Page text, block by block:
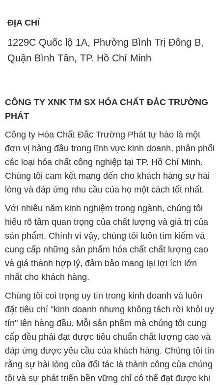
ĐỊA CHỈ
1229C Quốc lộ 1A, Phường Bình Trị Đông B,
Quận Bình Tân, TP. Hồ Chí Minh
CÔNG TY XNK TM SX HÓA CHẤT ĐẮC TRƯỜNG
PHÁT
Công ty Hóa Chất Đắc Trường Phát tự hào là một
đơn vị hàng đầu trong lĩnh vực kinh doanh, phân phối
các loại hóa chất công nghiệp tại TP. Hồ Chí Minh.
Chúng tôi cam kết mang đến cho khách hàng sự hài
lòng và đáp ứng nhu cầu của họ một cách tốt nhất.
Với nhiều năm kinh nghiệm trong ngành, chúng tôi
hiểu rõ tầm quan trọng của chất lượng và giá trị của
sản phẩm. Chính vì vậy, chúng tôi luôn tìm kiếm và
cung cấp những sản phẩm hóa chất chất lượng cao
và giá thành hợp lý, đảm bảo mang lại lợi ích lớn
nhất cho khách hàng.
Chúng tôi coi trọng uy tín trong kinh doanh và luôn
đặt tiêu chí "kinh doanh nhưng không tách rời khỏi uy
tín" lên hàng đầu. Mỗi sản phẩm mà chúng tôi cung
cấp đều phải đạt được tiêu chuẩn chất lượng cao và
đáp ứng được yêu cầu của khách hàng. Chúng tôi tin
rằng sự hài lòng của đối tác là thành công của chúng
tôi và sự phát triển bền vững chỉ có thể đạt được khi